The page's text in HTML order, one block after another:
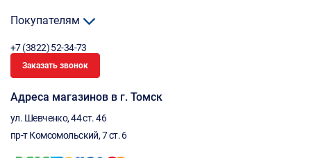
Покупателям
+7 (3822) 52-34-73
Заказать звонок
Адреса магазинов в г. Томск
ул. Шевченко, 44 ст. 46
пр-т Комсомольский, 7 ст. 6